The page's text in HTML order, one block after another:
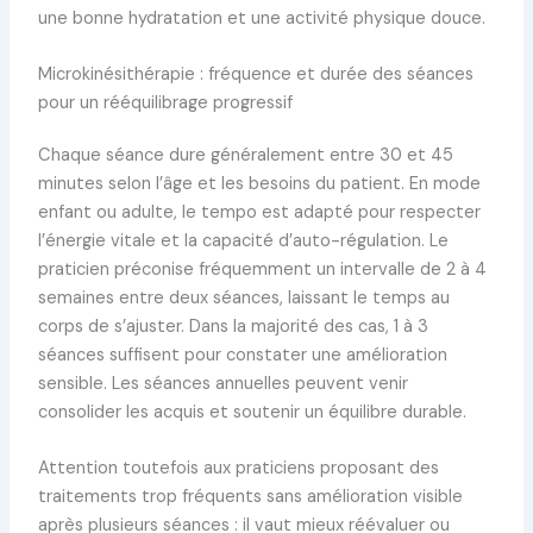
une bonne hydratation et une activité physique douce.
Microkinésithérapie : fréquence et durée des séances
pour un rééquilibrage progressif
Chaque séance dure généralement entre 30 et 45
minutes selon l’âge et les besoins du patient. En mode
enfant ou adulte, le tempo est adapté pour respecter
l’énergie vitale et la capacité d’auto-régulation. Le
praticien préconise fréquemment un intervalle de 2 à 4
semaines entre deux séances, laissant le temps au
corps de s’ajuster. Dans la majorité des cas, 1 à 3
séances suffisent pour constater une amélioration
sensible. Les séances annuelles peuvent venir
consolider les acquis et soutenir un équilibre durable.
Attention toutefois aux praticiens proposant des
traitements trop fréquents sans amélioration visible
après plusieurs séances : il vaut mieux réévaluer ou